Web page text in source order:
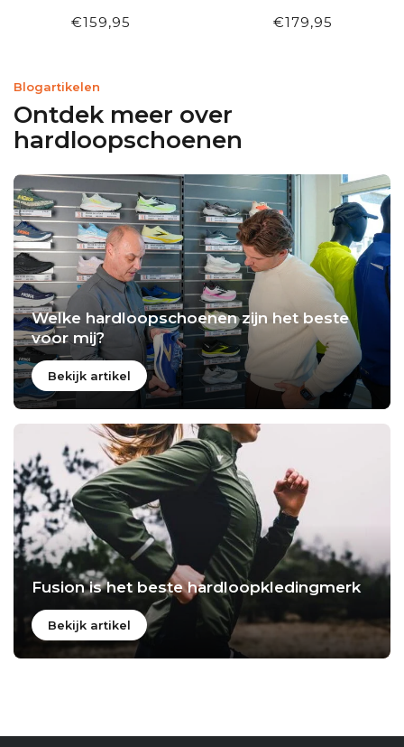
€159,95
PINK
€179,95
Blogartikelen
Ontdek meer over
hardloopschoenen
Welke hardloopschoenen zijn het beste
voor mij?
Bekijk artikel
Fusion is het beste hardloopkledingmerk
Bekijk artikel